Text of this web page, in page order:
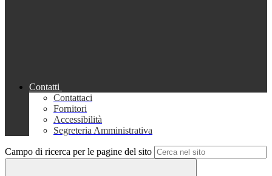
Contatti
Contattaci
Fornitori
Accessibilità
Segreteria Amministrativa
Campo di ricerca per le pagine del sito